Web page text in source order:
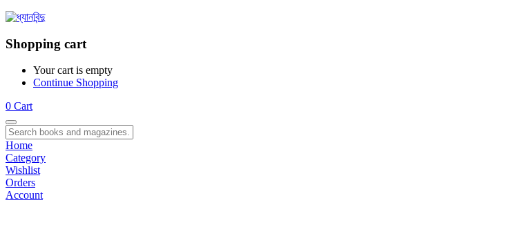
Shopping cart
Your cart is empty
Continue Shopping
0 Cart
Home
Category
Wishlist
Orders
Account